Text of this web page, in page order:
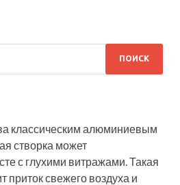
классическим алюминиевым
створка может
с глухими витражами. Такая
приток свежего воздуха и